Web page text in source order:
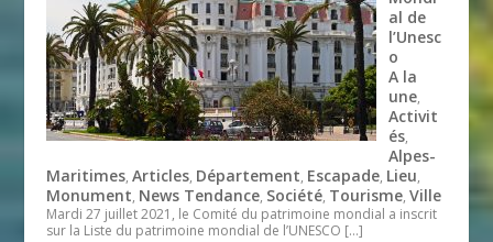
al de
l’Unesc
o
A la
une,
Activit
és,
Alpes-
Maritimes,Articles, Département, Escapade, Lieu,
Monument, News Tendance, Société, Tourisme,Ville
Mardi 27 juillet 2021, le Comité du patrimoine mondial a inscrit
sur la Liste du patrimoine mondial de l’UNESCO […]